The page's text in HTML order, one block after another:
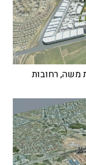
משה, רחובות